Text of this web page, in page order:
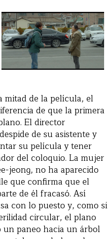
mitad de la película, el
de que la primera
El director
de su asistente y
su película y tener
del coloquio. La mujer
jeong, no ha aparecido
que confirma que el
de él fracasó. Así
con lo puesto y, como si
circular, el plano
paneo hacia un árbol